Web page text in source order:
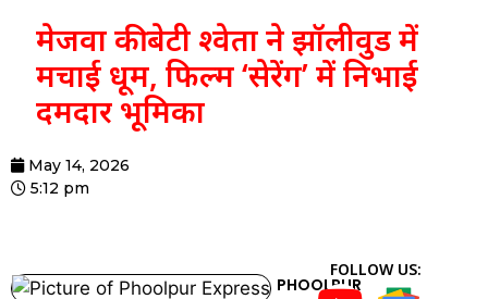
मेजवा की बेटी श्वेता ने झॉलीवुड में
मचाई धूम, फिल्म ‘सेरेंग’ में निभाई
दमदार भूमिका
May 14, 2026
5:12 pm
PHOOLPUR
FOLLOW US: